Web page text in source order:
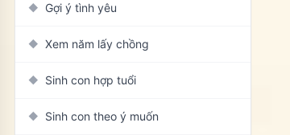
◆ Gợi ý tình yêu
◆ Xem năm lấy chồng
◆ Sinh con hợp tuổi
◆ Sinh con theo ý muốn